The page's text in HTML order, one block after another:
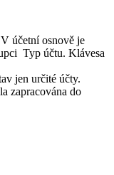
účetní osnově je
Typ účtu. Klávesa
jen určité účty.
zapracována do